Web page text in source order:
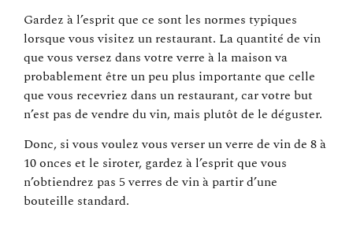
Gardez à l’esprit que ce sont les normes typiques
lorsque vous visitez un restaurant. La quantité de vin
que vous versez dans votre verre à la maison va
probablement être un peu plus importante que celle
que vous recevriez dans un restaurant, car votre but
n’est pas de vendre du vin, mais plutôt de le déguster.
Donc, si vous voulez vous verser un verre de vin de 8 à
10 onces et le siroter, gardez à l’esprit que vous
n’obtiendrez pas 5 verres de vin à partir d’une
bouteille standard.